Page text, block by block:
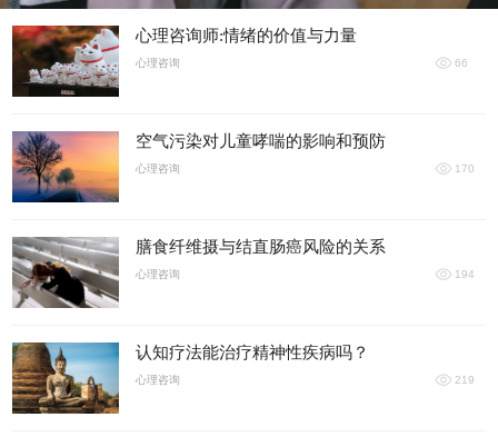
心理咨询师:情绪的价值与力量
心理咨询 66
空气污染对儿童哮喘的影响和预防
心理咨询 170
膳食纤维摄与结直肠癌风险的关系
心理咨询 194
认知疗法能治疗精神性疾病吗？
心理咨询 219